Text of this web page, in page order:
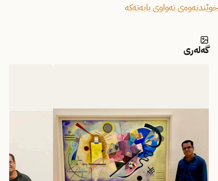
خوێندنەوەی تەواوی بابەتەکە
گەلەری